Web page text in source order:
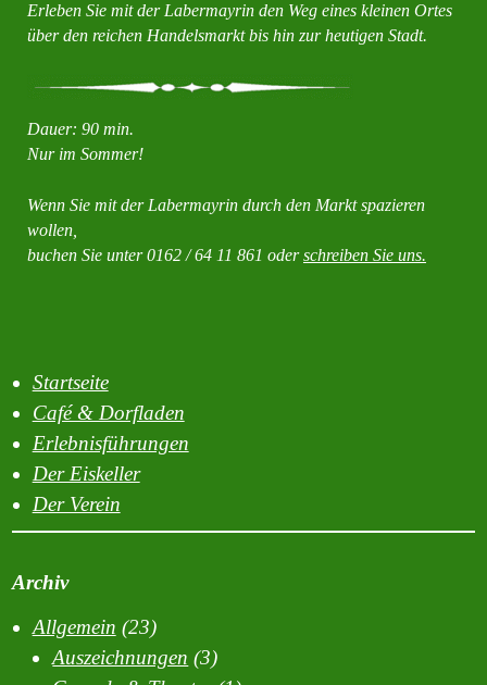
Erleben Sie mit der Labermayrin den Weg eines kleinen Ortes
über den reichen Handelsmarkt bis hin zur heutigen Stadt.
Dauer: 90 min.
Nur im Sommer!
Wenn Sie mit der Labermayrin durch den Markt spazieren
wollen,
buchen Sie unter 0162 / 64 11 861 oderschreiben Sie uns.
Startseite
Café & Dorfladen
Erlebnisführungen
Der Eiskeller
Der Verein
Archiv
Allgemein (23)
Auszeichnungen (3)